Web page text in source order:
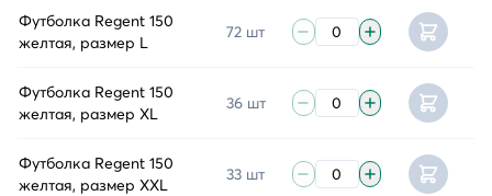
Футболка Regent 150
желтая, размер L
72 шт
Футболка Regent 150
желтая, размер XL
36 шт
Футболка Regent 150
желтая, размер XXL
33 шт